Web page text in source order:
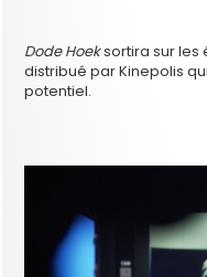
Dode Hoeksortira sur les
distribué par Kinepolis
potentiel.